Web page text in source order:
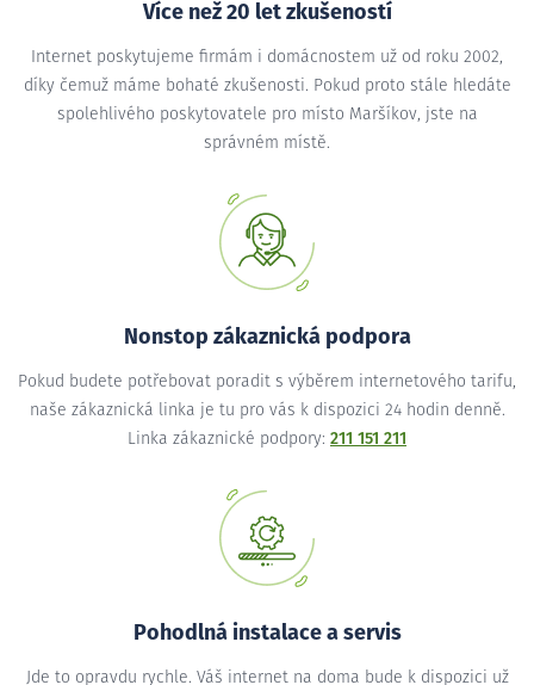
Více než 20 let zkušeností
Internet poskytujeme firmám i domácnostem už od roku 2002,
díky čemuž máme bohaté zkušenosti. Pokud proto stále hledáte
spolehlivého poskytovatele pro místo Maršíkov, jste na
správném místě.
Nonstop zákaznická podpora
Pokud budete potřebovat poradit s výběrem internetového tarifu,
naše zákaznická linka je tu pro vás k dispozici 24 hodin denně.
Linka zákaznické podpory: 211 151 211
Pohodlná instalace a servis
Jde to opravdu rychle. Váš internet na doma bude k dispozici už